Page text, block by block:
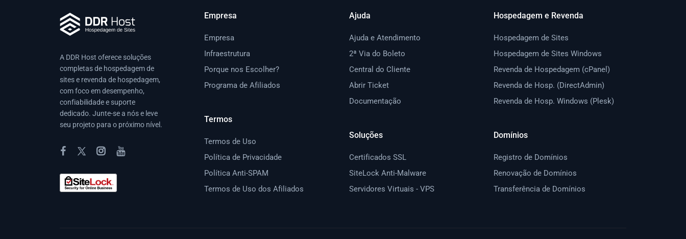
A DDR Host oferece soluções
completas de hospedagem de
sites e revenda de hospedagem,
com foco em desempenho,
confiabilidade e suporte
dedicado. Junte-se a nós e leve
seu projeto para o próximo nível.
Empresa
Empresa
Infraestrutura
Porque nos Escolher?
Programa de Afiliados
Termos
Termos de Uso
Política de Privacidade
Política Anti-SPAM
Termos de Uso dos Afiliados
Ajuda
Ajuda e Atendimento
2ª Via do Boleto
Central do Cliente
Abrir Ticket
Documentação
Soluções
Certificados SSL
SiteLock Anti-Malware
Servidores Virtuais - VPS
Hospedagem e Revenda
Hospedagem de Sites
Hospedagem de Sites Windows
Revenda de Hospedagem (cPanel)
Revenda de Hosp. (DirectAdmin)
Revenda de Hosp. Windows (Plesk)
Domínios
Registro de Domínios
Renovação de Domínios
Transferência de Domínios